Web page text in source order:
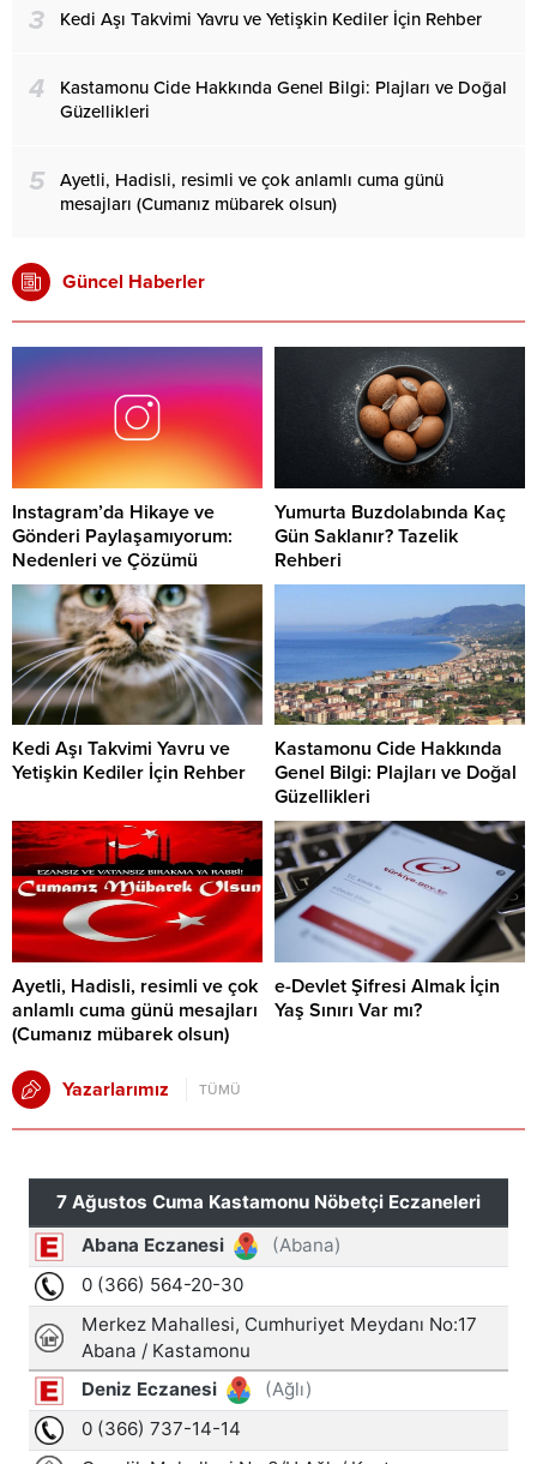
3 Kedi Aşı Takvimi Yavru ve Yetişkin Kediler İçin Rehber
4
Kastamonu Cide Hakkında Genel Bilgi: Plajları ve Doğal
Güzellikleri
5
Ayetli, Hadisli, resimli ve çok anlamlı cuma günü
mesajları (Cumanız mübarek olsun)
Güncel Haberler
Instagram’da Hikaye ve
Gönderi Paylaşamıyorum:
Nedenleri ve Çözümü
Yumurta Buzdolabında Kaç
Gün Saklanır? Tazelik
Rehberi
Kedi Aşı Takvimi Yavru ve
Yetişkin Kediler İçin Rehber
Kastamonu Cide Hakkında
Genel Bilgi: Plajları ve Doğal
Güzellikleri
Ayetli, Hadisli, resimli ve çok
anlamlı cuma günü mesajları
(Cumanız mübarek olsun)
e-Devlet Şifresi Almak İçin
Yaş Sınırı Var mı?
Yazarlarımız TÜMÜ